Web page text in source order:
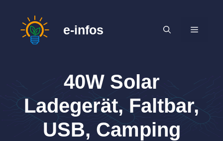
springen
e-infos MENÜ
40W Solar
Ladegerät, Faltbar,
USB, Camping